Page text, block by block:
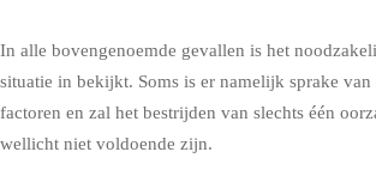
In alle bovengenoemde gevallen is het
situatie in bekijkt. Soms is er namelijk sprake van
factoren en zal het bestrijden van slechts één
wellicht niet voldoende zijn.